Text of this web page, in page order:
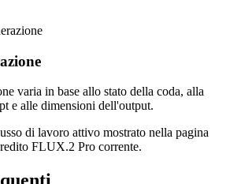
varia in base allo stato della coda, alla
e alle dimensioni dell'output.
di lavoro attivo mostrato nella pagina
FLUX.2 Pro corrente.